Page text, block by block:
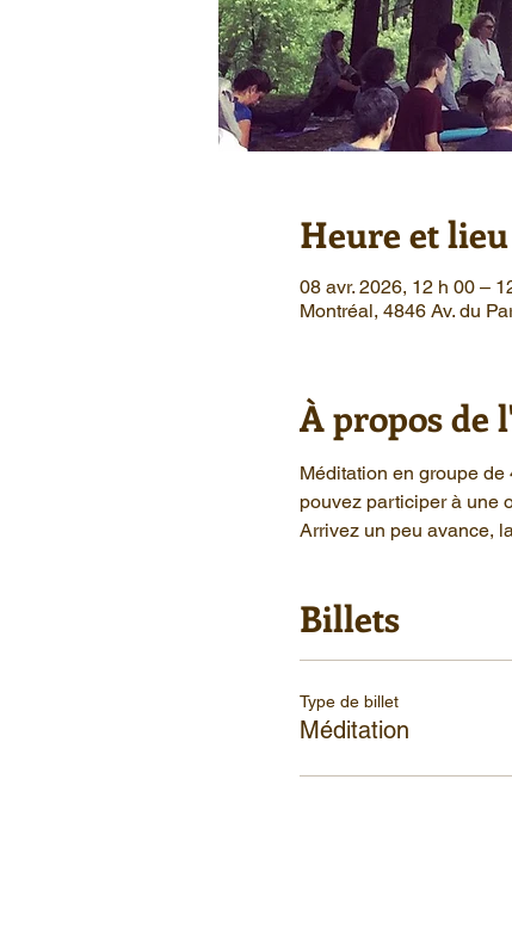
Heure et lieu
08 avr. 2026, 12 h 00 –
Montréal, 4846 Av. du
À propos de
Méditation en groupe
pouvez participer à une
Arrivez un peu avance,
Billets
Type de billet
Méditation